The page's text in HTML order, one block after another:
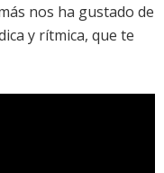
nos ha gustado de
y rítmica, que te